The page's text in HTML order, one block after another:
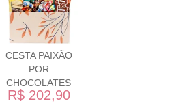
CESTA PAIXÃO
POR
CHOCOLATES
R$ 202,90